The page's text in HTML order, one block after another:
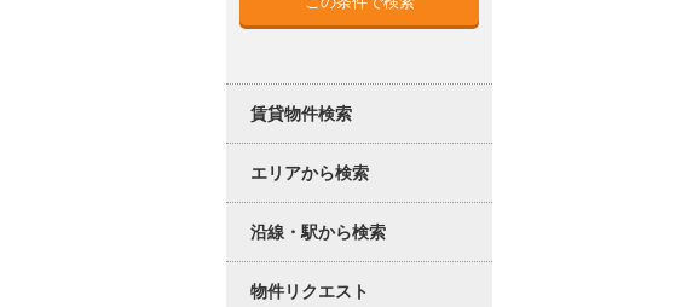
賃貸物件検索
エリアから検索
沿線・駅から検索
物件リクエスト